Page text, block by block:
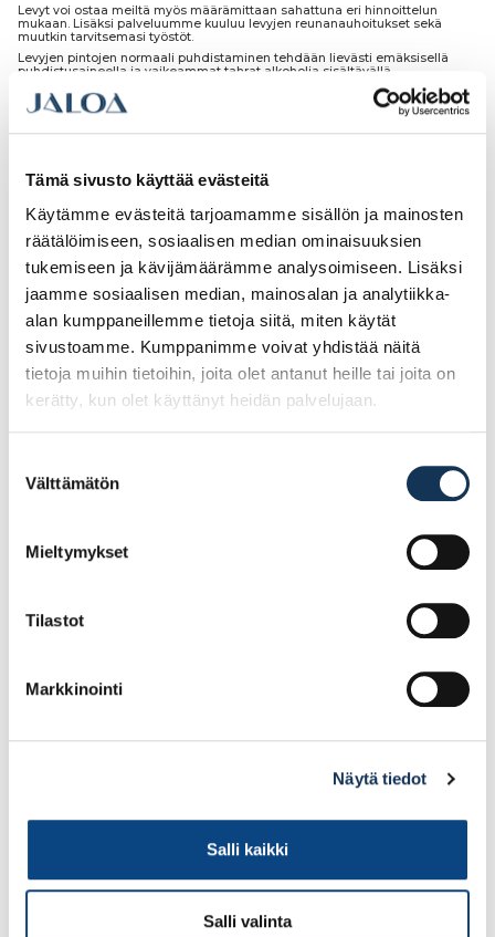
Tämä sivusto käyttää evästeitä
Käytämme evästeitä tarjoamamme sisällön ja mainosten
räätälöimiseen, sosiaalisen median ominaisuuksien
tukemiseen ja kävijämäärämme analysoimiseen. Lisäksi
jaamme sosiaalisen median, mainosalan ja analytiikka-
alan kumppaneillemme tietoja siitä, miten käytät
sivustoamme. Kumppanimme voivat yhdistää näitä
tietoja muihin tietoihin, joita olet antanut heille tai joita on
kerätty, kun olet käyttänyt heidän palvelujaan.
valinta
Välttämätön
Mieltymykset
Tilastot
Markkinointi
Näytä tiedot
Salli kaikki
Salli valinta
Levyt voi ostaa meiltä myös määrämittaan sahattuna eri hinnoittelun
mukaan. Lisäksi palveluumme kuuluu levyjen reunanauhoitukset sekä
muutkin tarvitsemasi työstöt.
Levyjen pintojen normaali puhdistaminen tehdään lievästi emäksisellä
puhdistusaineella ja vaikeammat tahrat alkoholia sisältävällä
puhdistusaineella. Hankaukseen suositellaan pehmeää kangasta tai
paperia.
Tutustu myös
Lastulevy 16mm
1830×2750 melamiini
285×2750 valkoinen
Lisää tilauskoriin